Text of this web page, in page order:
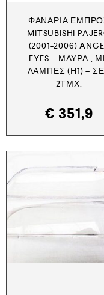
ΦΑΝΆΡΙΑ
MITSUBISHI
(2001-2006)
EYES – ΜΑΎΡΑ ,
ΛΆΜΠΕΣ (Η1) –
2ΤΜΧ.
€ 351,9